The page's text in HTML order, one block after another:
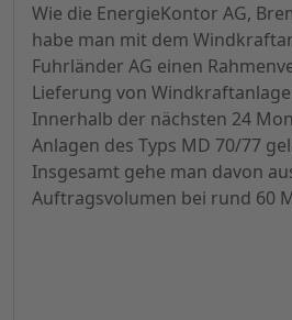
Wie die EnergieKontor AG,
habe man mit dem
Fuhrländer AG einen
Lieferung von
Innerhalb der nächsten 24
Anlagen des Typs MD 70/77
Insgesamt gehe man davon
Auftragsvolumen bei rund 60